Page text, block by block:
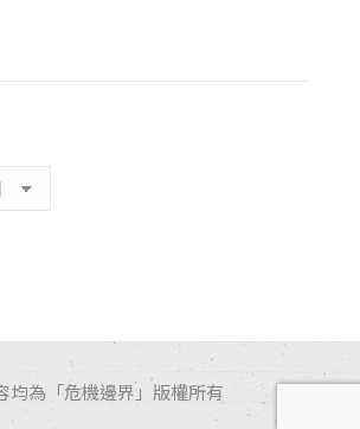
均為「危機邊界」版權所有